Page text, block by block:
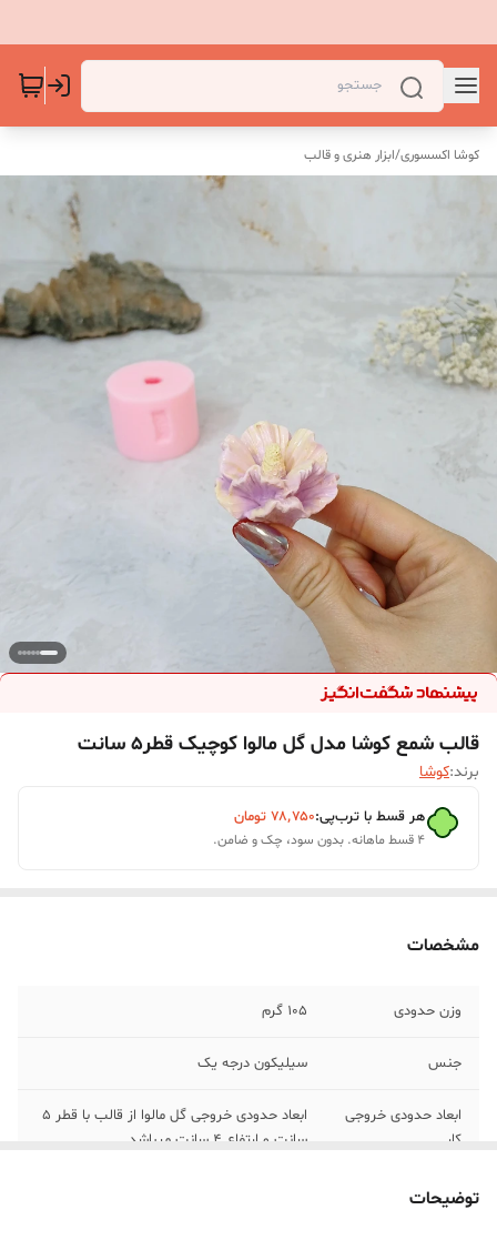
کوشا اکسسوری/ابزار هنری و قالب
قالب شمع کوشا مدل گل مالوا کوچیک قطر5 سانت
برند:کوشا
هر قسط با ترب‌پی:۷۸٬۷۵۰ تومان
۴ قسط ماهانه. بدون سود، چک و ضامن.
مشخصات
وزن حدودی 105 گرم
جنس سیلیکون درجه یک
ابعاد حدودی خروجی
کار
ابعاد حدودی خروجی گل مالوا از قالب با قطر 5
سانت و ارتفاع 4 سانت میباشد .
توضیحات